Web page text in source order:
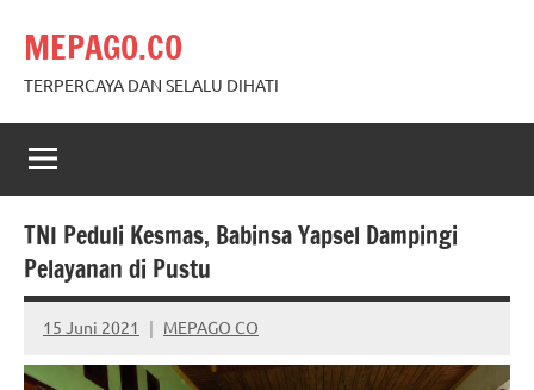
content
MEPAGO.CO
TERPERCAYA DAN SELALU DIHATI
TNI Peduli Kesmas, Babinsa Yapsel Dampingi
Pelayanan di Pustu
15 Juni 2021 MEPAGO CO
No
comments